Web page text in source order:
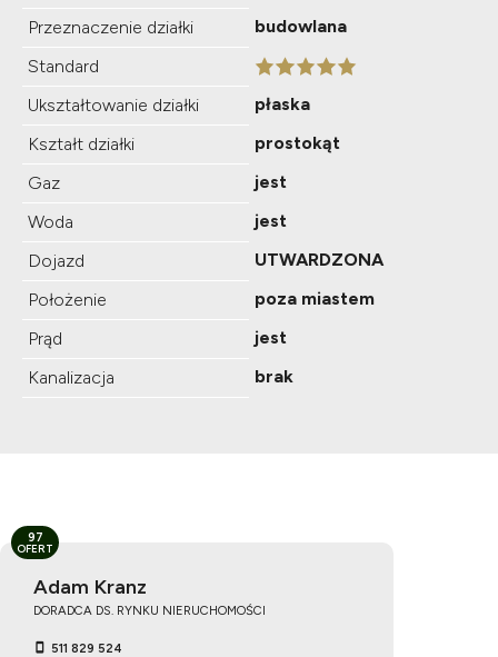
Przeznaczenie działki
budowlana
Standard
Ukształtowanie działki
płaska
Kształt działki
prostokąt
Gaz
jest
Woda
jest
Dojazd
UTWARDZONA
Położenie
poza miastem
Prąd
jest
Kanalizacja
brak
Adam Kranz
DORADCA DS. RYNKU NIERUCHOMOŚCI
511 829 524
97
OFERT